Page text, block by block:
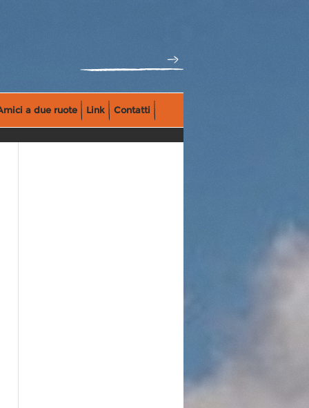
a due ruote Link Contatti